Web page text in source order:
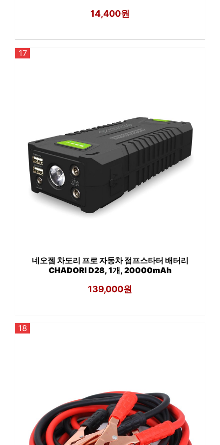
14,400원
17
네오젬 차도리 프로 자동차 점프스타터 배터리
CHADORI D28, 1개, 20000mAh
139,000원
18